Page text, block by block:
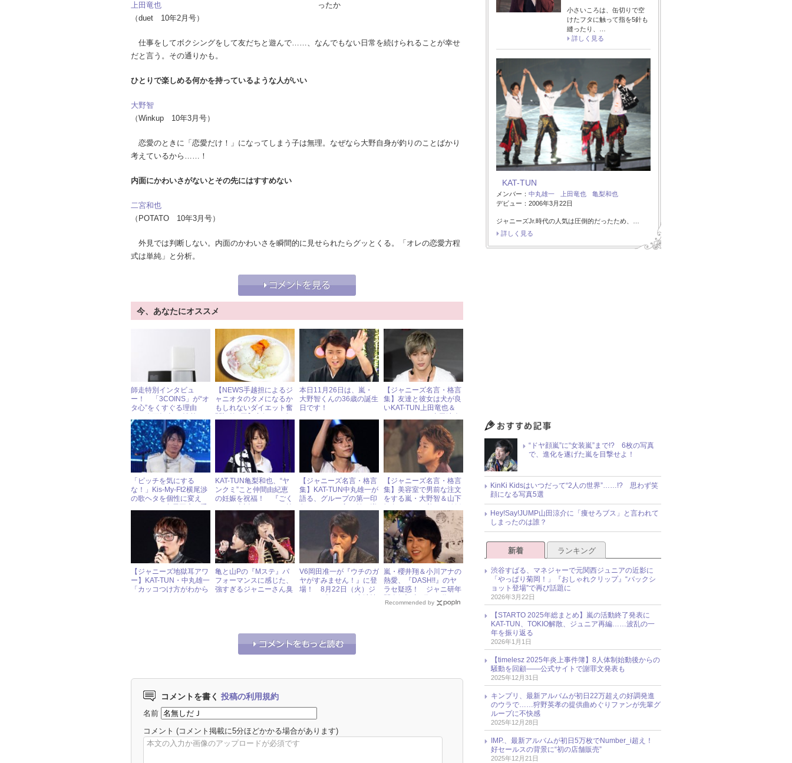
ったか
上田竜也
（duet 10年2月号）
仕事をしてボクシングをして友だちと遊んで……、なんでもない日常を続けられることが幸せ
だと言う。その通りかも。
ひとりで楽しめる何かを持っているような人がいい
大野智
（Winkup 10年3月号）
恋愛のときに「恋愛だけ！」になってしまう子は無理。なぜなら大野自身が釣りのことばかり
考えているから……！
内面にかわいさがないとその先にはすすめない
二宮和也
（POTATO 10年3月号）
外見では判断しない。内面のかわいさを瞬間的に見せられたらグッとくる。「オレの恋愛方程
式は単純」と分析。
今、あなたにオススメ
師走特別インタビュ
ー！ 「3COINS」が“オ
タ心”をくすぐる理由
アリ！
【NEWS手越担によるジ
ャニオタのタメになるか
もしれないダイエット奮
征の“むくみ対策”を振り
返る！
本日11月26日は、嵐・
大野智くんの36歳の誕生
日です！
【ジャニーズ名言・格言
集】友達と彼女は犬が良
いKAT-TUN上田竜也＆
に愛でられるのも犬
「ピッチを気にする
な！」Kis-My-Ft2横尾渉
の歌ヘタを個性に変え
KAT-TUN亀梨和也、“ヤ
ンクミ”こと仲間由紀恵
の妊娠を祝福！ 『ごく
【ジャニーズ名言・格言
集】KAT-TUN中丸雄一が
語る、グループの第一印
【ジャニーズ名言・格言
集】美容室で男前な注文
をする嵐・大野智＆山下
観
【ジャニーズ地獄耳アワ
ー】KAT-TUN・中丸雄一
「カッコつけ方がわから
亀と山Pの『Mステ』パ
フォーマンスに感じた、
強すぎるジャニーさん臭
V6岡田准一が『ウチのガ
ヤがすみません！』に登
場！ 8月22日（火）ジ
嵐・櫻井翔＆小川アナの
熱愛、『DASH!!』のヤ
ラセ疑惑！ ジャニ研年
Recommended by
コメントを書く 投稿の利用規約
名前
コメント (コメント掲載に5分ほどかかる場合があります)
小さいころは、缶切りで空
けたフタに触って指を5針も
縫ったり、…
詳しく見る
KAT-TUN
メンバー： 中丸雄一 上田竜也
亀梨和也
デビュー：2006年3月22日
ジャニーズJr.時代の人気は圧倒的だったため、…
詳しく見る
“ドヤ顔嵐”に“女装嵐”まで!? 6枚の写真
で、進化を遂げた嵐を目撃せよ！
KinKi Kidsはいつだって“2人の世界”……!? 思わず笑
顔になる写真5選
Hey!Say!JUMP山田涼介に「痩せろブス」と言われて
しまったのは誰？
新着 ランキング
渋谷すばる、マネジャーで元関西ジュニアの近影に
「やっぱり菊岡！」『おしゃれクリップ』“バックシ
ョット登場”で再び話題に
2026年3月22日
【STARTO 2025年総まとめ】嵐の活動終了発表に
KAT-TUN、TOKIO解散、ジュニア再編……波乱の一
年を振り返る
2026年1月1日
【timelesz 2025年炎上事件簿】8人体制始動後からの
騒動を回顧――公式サイトで謝罪文発表も
2025年12月31日
キンプリ、最新アルバムが初日22万超えの好調発進
のウラで……狩野英孝の提供曲めぐりファンが先輩グ
ループに不快感
2025年12月28日
IMP.、最新アルバムが初日5万枚でNumber_i超え！
好セールスの背景に“初の店舗販売”
2025年12月21日